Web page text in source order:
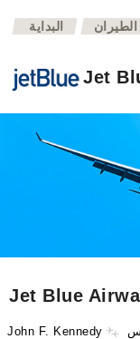
البداية
Jet
John F. Kennedy